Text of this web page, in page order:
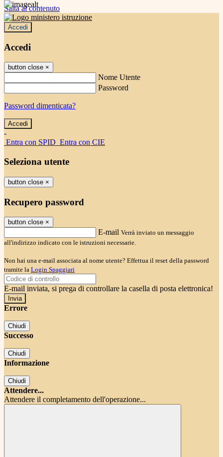
Salta al contenuto
Accedi
Accedi
button close ×
Nome Utente
Password
Password dimenticata?
-
Entra con SPID Entra con CIE
Seleziona utente
button close ×
Recupero password
button close ×
E-mail Verrà inviato un messaggio
all'indirizzo indicato con le istruzioni necessarie.
Non hai una e-mail associata al nome utente? Effettua il reset della password
tramite la Login Spaggiari
E-mail inviata, si prega di controllare la casella di posta elettronica!
Errore
Chiudi
Successo
Chiudi
Informazione
Chiudi
Attendere...
Attendere il completamento dell'operazione...